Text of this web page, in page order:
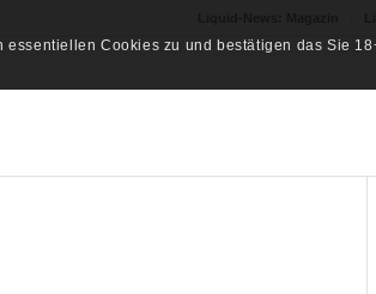
Cookies zu und bestätigen das Sie